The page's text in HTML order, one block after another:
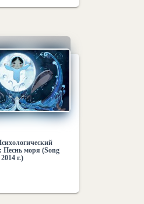
Песнь моря (Song
г.)